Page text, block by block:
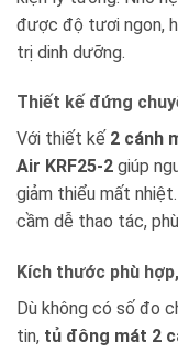
được độ tươi ngon,
trị dinh dưỡng.
Thiết kế đứng
Với thiết kế 2 cánh
Air KRF25-2 giúp
giảm thiểu mất
cầm dễ thao tác,
Kích thước phù
Dù không có số đo
tin, tủ đông mát 2